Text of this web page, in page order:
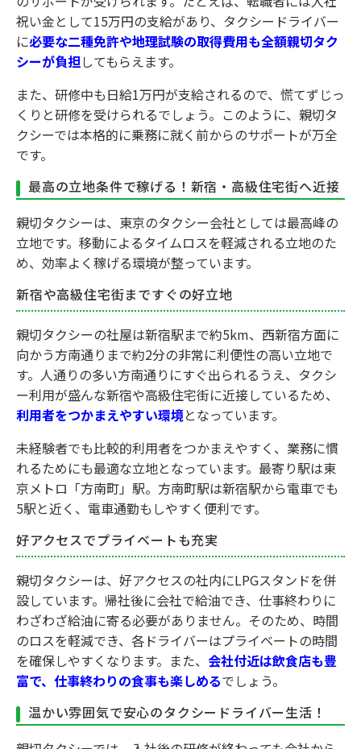
祝い金として15万円の支給があり、タクシードライバー
に必要な二種免許や地理試験の取得費用も全額親切タク
シーが負担してもらえます。
また、研修中も日給1万円が支給されるので、慌てずじっ
くりと研修を受けられるでしょう。このように、親切タ
クシーでは本格的に乗務に就く前からのサポートが万全
です。
最高の立地条件で稼げる！新宿・高級住宅街へ近接
親切タクシーは、東京のタクシー会社としては最高峰の
立地です。移動によるタイムロスを軽減される立地のた
め、効率よく稼げる環境が整っています。
新宿や高級住宅街まですぐの好立地
親切タクシーの社屋は新宿駅まで約5km、西新宿方面に
向かう方南通りまで約2分の非常に利便性の高い立地で
す。人通りの多い方南通りにすぐ出られるうえ、タクシ
ー利用が盛んな新宿や高級住宅街に近接しているため、
利用者をつかまえやすい環境となっています。
未経験者でも比較的利用者をつかまえやすく、業務に慣
れるためにも最適な立地となっています。最寄り駅は東
京メトロ「方南町」駅。方南町駅は新宿駅から電車でも
5駅と近く、電車通勤もしやすく便利です。
好アクセスでプライベートも充実
親切タクシーは、好アクセスの社内にLPGスタンドを併
設しています。帰社後に会社で給油でき、仕事終わりに
わざわざ給油に寄る必要がありません。そのため、時間
のロスを軽減でき、各ドライバーはプライベートの時間
を確保しやすくなります。また、 会社付近は飲食店も豊
富で、仕事終わりの食事も楽しめるでしょう。
温かい雰囲気で安心のタクシードライバー生活！